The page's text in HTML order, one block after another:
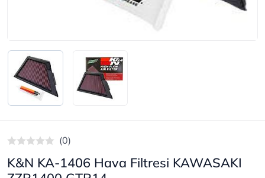
(0)
K&N KA-1406 Hava Filtresi KAWASAKI